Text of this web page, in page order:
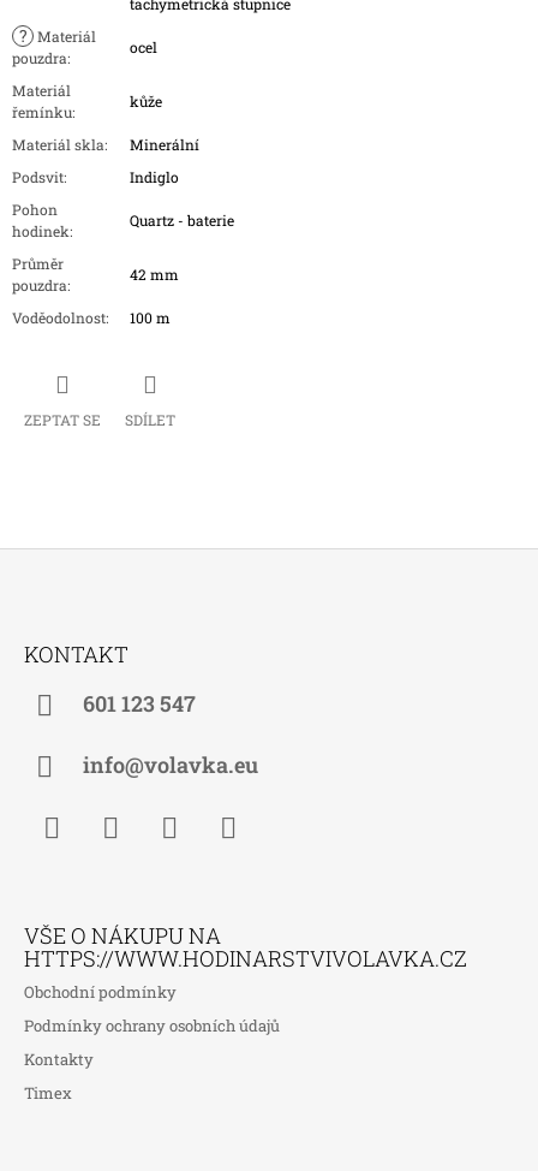
tachymetrická stupnice
? Materiál
pouzdra:
ocel
Materiál
řemínku:
kůže
Materiál skla:
Minerální
Podsvit:
Indiglo
Pohon
hodinek:
Quartz - baterie
Průměr
pouzdra:
42 mm
Voděodolnost: 100 m
ZEPTAT SE SDÍLET
KONTAKT
601 123 547
info@volavka.eu
VŠE O NÁKUPU NA
HTTPS://WWW.HODINARSTVIVOLAVKA.CZ
Obchodní podmínky
Podmínky ochrany osobních údajů
Kontakty
Timex